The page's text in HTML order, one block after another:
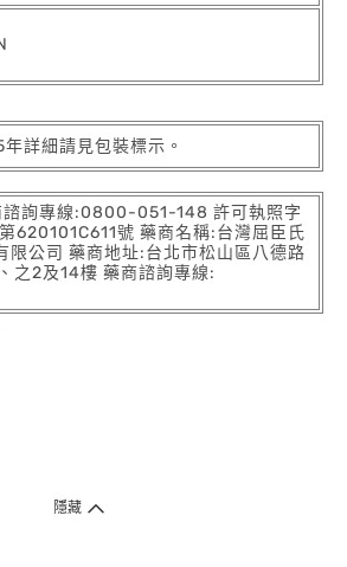
年詳細請見包裝標示。
諮詢專線:0800-051-148 許可執照字
620101C611號 藥商名稱:台灣屈臣氏
限公司 藥商地址:台北市松山區八德路
之2及14樓 藥商諮詢專線:
隱藏